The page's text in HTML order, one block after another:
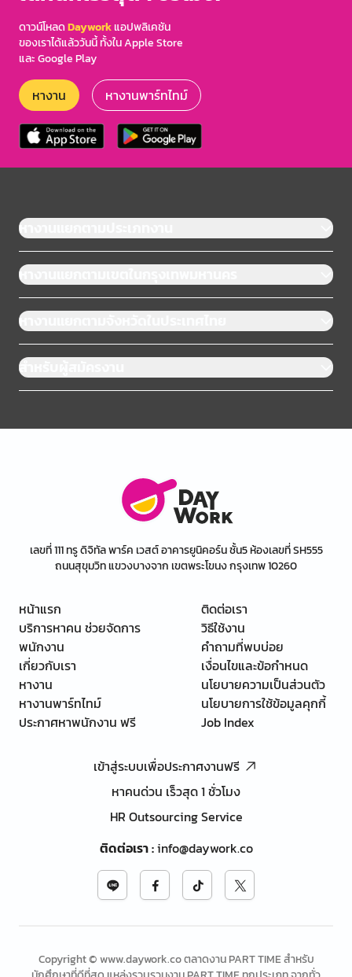
ดาวน์โหลดDayworkแอปพลิเคชัน
ของเราได้แล้ววันนี้ ทั้งใน Apple Store
และ Google Play
หางาน หางานพาร์ทไทม์
หางานแยกตามประเภทงาน
หางานแยกตามเขตในกรุงเทพมหานคร
หางานแยกตามจังหวัดในประเทศไทย
สำหรับผู้สมัครงาน
เลขที่ 111 ทรู ดิจิทัล พาร์ค เวสต์ อาคารยูนิคอร์น ชั้น5 ห้องเลขที่ SH555
ถนนสุขุมวิท แขวงบางจาก เขตพระโขนง กรุงเทพ 10260
หน้าแรก
บริการหาคน ช่วยจัดการ
พนักงาน
เกี่ยวกับเรา
หางาน
หางานพาร์ทไทม์
ประกาศหาพนักงาน ฟรี
ติดต่อเรา
วิธีใช้งาน
คำถามที่พบบ่อย
เงื่อนไขและข้อกำหนด
นโยบายความเป็นส่วนตัว
นโยบายการใช้ข้อมูลคุกกี้
Job Index
เข้าสู่ระบบเพื่อประกาศงานฟรี
หาคนด่วน เร็วสุด 1 ชั่วโมง
HR Outsourcing Service
ติดต่อเรา:info@daywork.co
Copyright © www.daywork.co ตลาดงาน PART TIME สำหรับ